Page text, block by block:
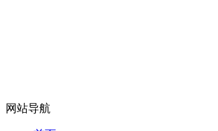
网站导航